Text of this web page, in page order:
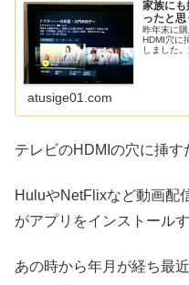
家族に
ったと思
昨年末に
HDMI穴に
しました
atusige01.com
テレビのHDMIの穴に挿す
HuluやNetFlixなど動画配
がアプリをインストール
あの時から年月が経ち最